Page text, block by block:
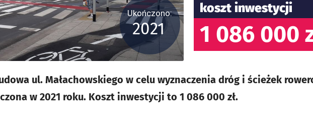
Ukończono:
2021
koszt inwestycji
1 086 000
ul. Małachowskiego w celu wyznaczenia dróg i ścieżek
w 2021 roku. Koszt inwestycji to 1 086 000 zł.